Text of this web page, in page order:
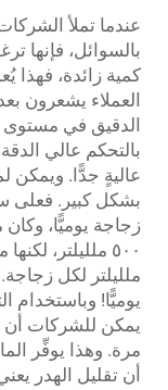
عندما تملأ
بالسوائل، فإنها
كمية زائدة، فهذا
العملاء يشعرون
الدقيق في مستوى
بالتحكم عالي
عاليةٍ جدًّا. ويمكن
زجاجة يوميًّا،
يوميًّا! وباستخدام
مرة. وهذا يوفِّر
أن تقليل الهدر